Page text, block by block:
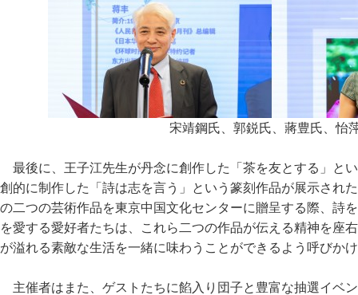
宋靖鋼氏、郭鋭氏、蔣豊氏、怡
最後に、王子江先生が丹念に創作した「茶を友とする」と
創的に制作した「詩は志を言う」という篆刻作品が展示され
の二つの芸術作品を東京中国文化センターに贈呈する際、詩
を愛する愛好者たちは、これら二つの作品が伝える精神を座
が溢れる素敵な生活を一緒に味わうことができるよう呼びか
主催者はまた、ゲストたちに餡入り団子と豊富な抽選イベ